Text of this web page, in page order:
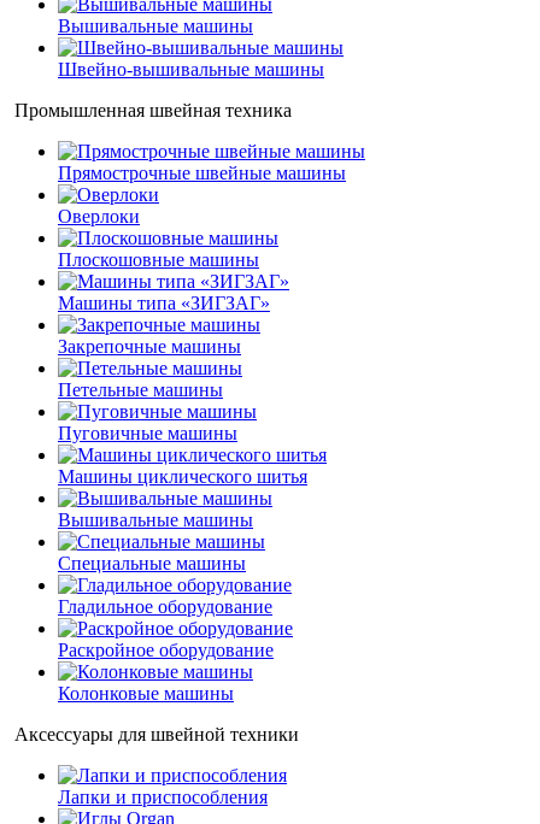
Вышивальные машины
Швейно-вышивальные машины
Промышленная швейная техника
Прямострочные швейные машины
Оверлоки
Плоскошовные машины
Машины типа «ЗИГЗАГ»
Закрепочные машины
Петельные машины
Пуговичные машины
Машины циклического шитья
Вышивальные машины
Специальные машины
Гладильное оборудование
Раскройное оборудование
Колонковые машины
Аксессуары для швейной техники
Лапки и приспособления